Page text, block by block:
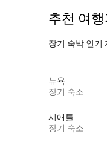
추천 여행
장기 숙박 인기
뉴욕
장기 숙소
시애틀
장기 숙소